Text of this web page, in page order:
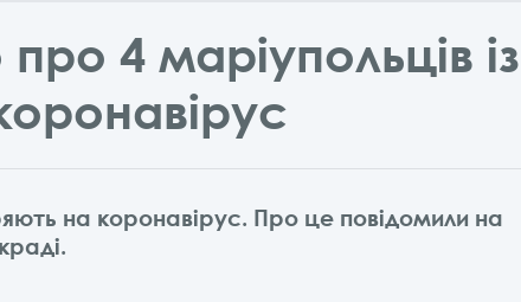
4 маріупольців із
на коронавірус. Про це повідомили на